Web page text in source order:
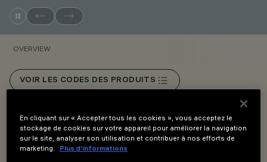
OVERVIEW
VOIR LES CODES DES PRODUITS
Overview
En cliquant sur « Accepter tous les cookies », vous acceptez le
stockage de cookies sur votre appareil pour améliorer la navigation
sur le site, analyser son utilisation et contribuer à nos efforts de
marketing.
Plus d’informations